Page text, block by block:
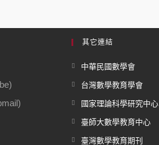
其它連結
中華民國數學會
台灣數學教育學會
國家理論科學研究中心
臺師大數學教育中心
臺灣數學教育期刊